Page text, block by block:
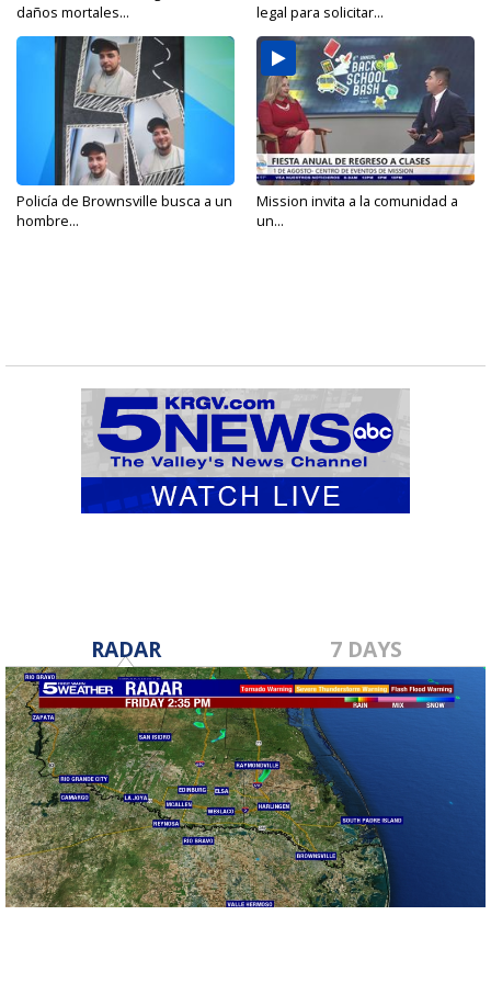
daños mortales...
legal para solicitar...
Policía de Brownsville busca a un
hombre...
Mission invita a la comunidad a
un...
RADAR 7 DAYS